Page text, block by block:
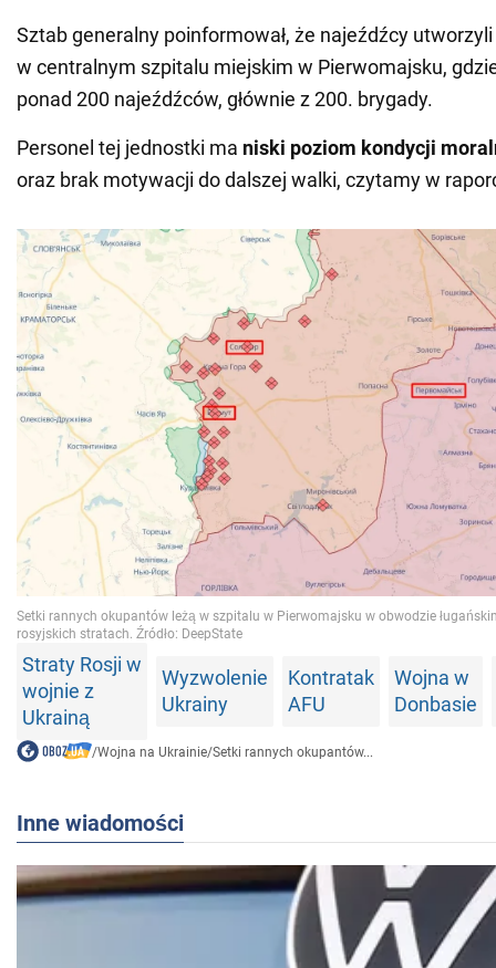
Sztab generalny poinformował, że najeźdźcy utworzyli
w centralnym szpitalu miejskim w Pierwomajsku,
ponad 200 najeźdźców, głównie z 200. brygady.
Personel tej jednostki ma niski poziom kondycji
oraz brak motywacji do dalszej walki, czytamy w
Straty Rosji w
wojnie z
Ukrainą
Wyzwolenie
Ukrainy
Kontratak
AFU
Wojna w
Donbasie
/Wojna na Ukrainie/Setki rannych okupantów...
Inne wiadomości